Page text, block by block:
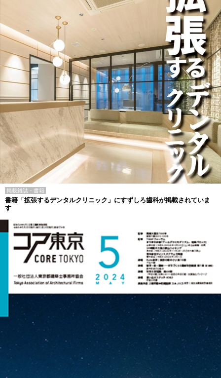
掲載雑誌・書籍
書籍「拡張するデンタルクリニック」にすずしろ歯科が掲載されていま
す